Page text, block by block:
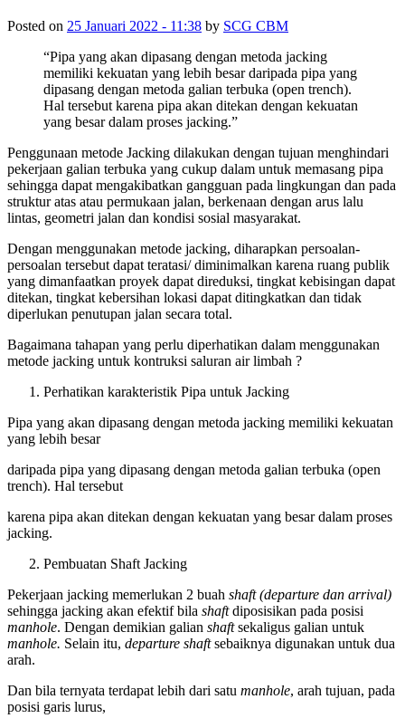
Posted on 25 Januari 2022 - 11:38 by SCG CBM
“Pipa yang akan dipasang dengan metoda jacking
memiliki kekuatan yang lebih besar daripada pipa yang
dipasang dengan metoda galian terbuka (open trench).
Hal tersebut karena pipa akan ditekan dengan kekuatan
yang besar dalam proses jacking.”
Penggunaan metode Jacking dilakukan dengan tujuan menghindari
pekerjaan galian terbuka yang cukup dalam untuk memasang pipa
sehingga dapat mengakibatkan gangguan pada lingkungan dan pada
struktur atas atau permukaan jalan, berkenaan dengan arus lalu
lintas, geometri jalan dan kondisi sosial masyarakat.
Dengan menggunakan metode jacking, diharapkan persoalan-
persoalan tersebut dapat teratasi/ diminimalkan karena ruang publik
yang dimanfaatkan proyek dapat direduksi, tingkat kebisingan dapat
ditekan, tingkat kebersihan lokasi dapat ditingkatkan dan tidak
diperlukan penutupan jalan secara total.
Bagaimana tahapan yang perlu diperhatikan dalam menggunakan
metode jacking untuk kontruksi saluran air limbah ?
Perhatikan karakteristik Pipa untuk Jacking
Pipa yang akan dipasang dengan metoda jacking memiliki kekuatan
yang lebih besar
daripada pipa yang dipasang dengan metoda galian terbuka (open
trench). Hal tersebut
karena pipa akan ditekan dengan kekuatan yang besar dalam proses
jacking.
Pembuatan Shaft Jacking
Pekerjaan jacking memerlukan 2 buah shaft (departure dan arrival)
sehingga jacking akan efektif bila shaftdiposisikan pada posisi
manhole. Dengan demikian galian shaftsekaligus galian untuk
manhole. Selain itu, departure shaftsebaiknya digunakan untuk dua
arah.
Dan bila ternyata terdapat lebih dari satu manhole, arah tujuan, pada
posisi garis lurus,